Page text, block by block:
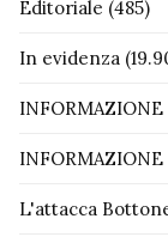
Editoriale (485)
In evidenza
L'attacca